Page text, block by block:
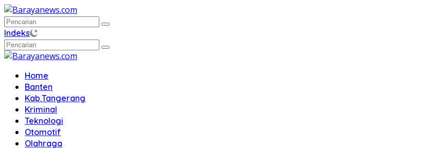
Langsung
ke
konten
Indeks
Home
Banten
Kab.Tangerang
Kriminal
Teknologi
Otomotif
Olahraga